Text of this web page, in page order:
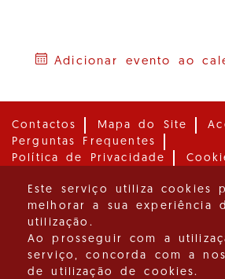
Adicionar evento ao
Contactos Mapa do Site
Perguntas Frequentes
Política de Privacidade
Instituto para os Direitos das
Deficiência, I. P.
Desenvolvido por: Instituto de
Este serviço utiliza cookies
melhorar a sua experiência
utilização.
Ao prosseguir com a
serviço, concorda com a
de utilização de cookies.